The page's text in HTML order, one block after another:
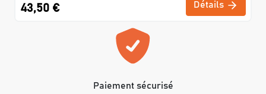
43,50 € Détails
Paiement sécurisé